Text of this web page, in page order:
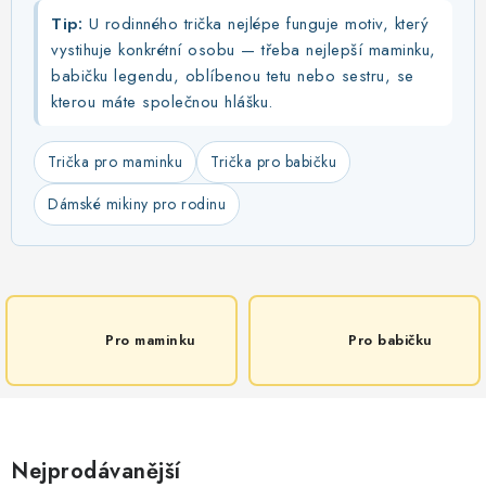
Obchodní podmínky
Zásady zpracování ochrany osobních údajů
Napište nám
Kontakty
Tip: U rodinného trička nejlépe funguje motiv, který
vystihuje konkrétní osobu — třeba nejlepší maminku,
babičku legendu, oblíbenou tetu nebo sestru, se
kterou máte společnou hlášku.
Trička pro maminku
Trička pro babičku
Dámské mikiny pro rodinu
Pro maminku Pro babičku
Nejprodávanější